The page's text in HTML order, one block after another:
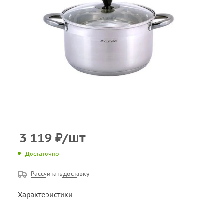
3 119 ₽/шт
Достаточно
Рассчитать доставку
Характеристики